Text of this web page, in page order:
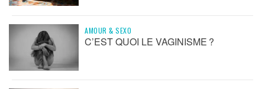
AMOUR & SEXO
C’EST QUOI LE VAGINISME ?